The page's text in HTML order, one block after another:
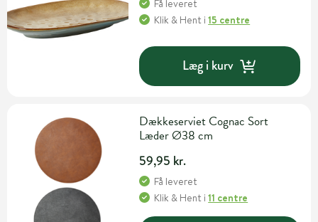
Få leveret
Klik & Hent i15 centre
Læg i kurv
Dækkeserviet Cognac Sort
Læder Ø38 cm
59,95 kr.
Få leveret
Klik & Hent i11 centre